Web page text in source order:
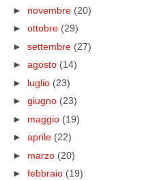
► novembre (20)
► ottobre (29)
► settembre (27)
► agosto (14)
► luglio (23)
► giugno (23)
► maggio (19)
► aprile (22)
► marzo (20)
► febbraio (19)